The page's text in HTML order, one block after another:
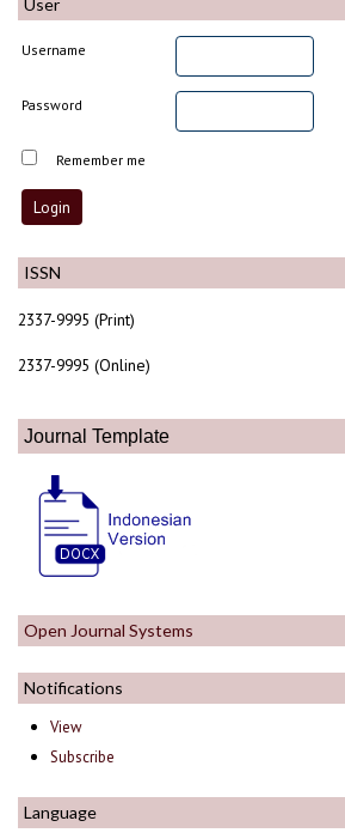
ISSN
2337-9995 (Print)
2337-9995 (Online)
Journal Template
Open Journal Systems
Notifications
View
Subscribe
Language
User
Username
Password
Remember me